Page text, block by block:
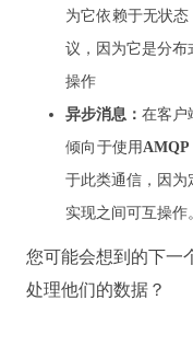
为它依赖于无状
议，因为它是分布
操作
异步消息： 在客户
倾向于使用
于此类通信，因为
实现之间可互操作
您可能会想到的下一
处理他们的数据？